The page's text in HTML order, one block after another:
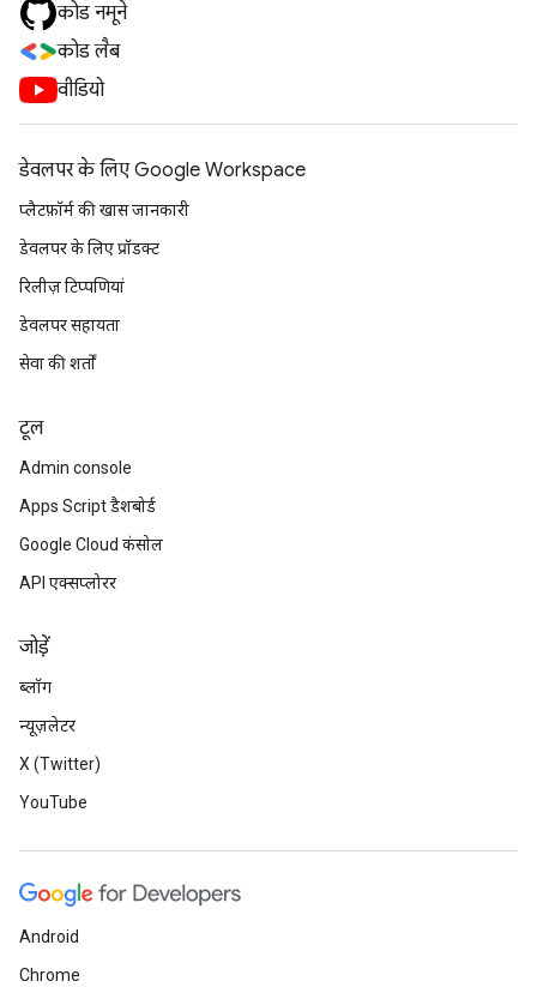
कोड नमूने
कोड लैब
वीडियो
डेवलपर के लिए Google Workspace
प्लैटफ़ॉर्म की खास जानकारी
डेवलपर के लिए प्रॉडक्ट
रिलीज़ टिप्पणियां
डेवलपर सहायता
सेवा की शर्तों
टूल
Admin console
Apps Script डैशबोर्ड
Google Cloud कंसोल
API एक्सप्लोरर
जोड़ें
ब्लॉग
न्यूज़लेटर
X (Twitter)
YouTube
Android
Chrome